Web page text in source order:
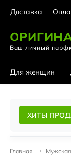
Доставка
Ваш личный
Для женщин
ХИТЫ
Главная